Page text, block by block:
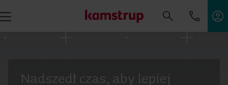
Nadszedł czas, aby lepiej